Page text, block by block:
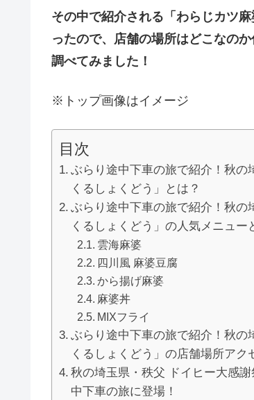
その中で紹介される「わらじカツ
ったので、店舗の場所はどこなの
調べてみました！
※トップ画像はイメージ
目次
ぶらり途中下車の旅で紹介！秋の
くるしょくどう」とは？
ぶらり途中下車の旅で紹介！秋の
くるしょくどう」の人気メニュー
雲海麻婆
四川風 麻婆豆腐
から揚げ麻婆
麻婆丼
MIXフライ
ぶらり途中下車の旅で紹介！秋の
くるしょくどう」の店舗場所アク
秋の埼玉県・秩父 ドイヒー大感
中下車の旅に登場！